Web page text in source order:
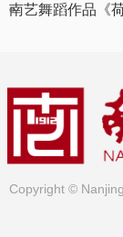
Copyright ©